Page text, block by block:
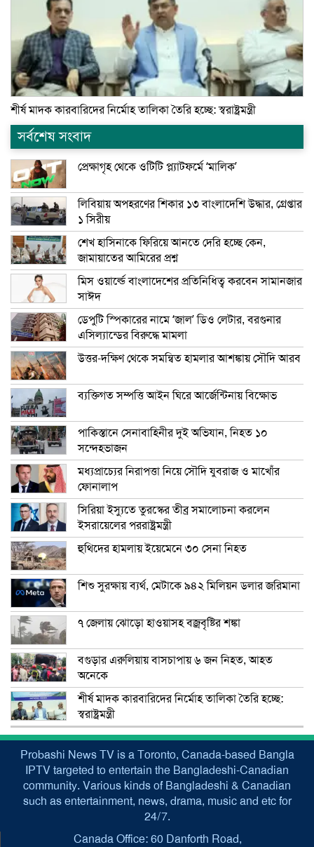
শীর্ষ মাদক কারবারিদের নির্মোহ তালিকা তৈরি হচ্ছে: স্বরাষ্ট্রমন্ত্রী
সর্বশেষ সংবাদ
প্রেক্ষাগৃহ থেকে ওটিটি প্ল্যাটফর্মে ‘মালিক’
লিবিয়ায় অপহরণের শিকার ১৩ বাংলাদেশি উদ্ধার, গ্রেপ্তার
১ সিরীয়
শেখ হাসিনাকে ফিরিয়ে আনতে দেরি হচ্ছে কেন,
জামায়াতের আমিরের প্রশ্ন
মিস ওয়ার্ল্ডে বাংলাদেশের প্রতিনিধিত্ব করবেন সামানজার
সাঈদ
ডেপুটি স্পিকারের নামে ‘জাল’ ডিও লেটার, বরগুনার
এসিল্যান্ডের বিরুদ্ধে মামলা
উত্তর-দক্ষিণ থেকে সমন্বিত হামলার আশঙ্কায় সৌদি আরব
ব্যক্তিগত সম্পত্তি আইন ঘিরে আর্জেন্টিনায় বিক্ষোভ
পাকিস্তানে সেনাবাহিনীর দুই অভিযান, নিহত ১০
সন্দেহভাজন
মধ্যপ্রাচ্যের নিরাপত্তা নিয়ে সৌদি যুবরাজ ও মাখোঁর
ফোনালাপ
সিরিয়া ইস্যুতে তুরস্কের তীব্র সমালোচনা করলেন
ইসরায়েলের পররাষ্ট্রমন্ত্রী
হুথিদের হামলায় ইয়েমেনে ৩০ সেনা নিহত
শিশু সুরক্ষায় ব্যর্থ, মেটাকে ৯৪২ মিলিয়ন ডলার জরিমানা
৭ জেলায় ঝোড়ো হাওয়াসহ বজ্রবৃষ্টির শঙ্কা
বগুড়ার এরুলিয়ায় বাসচাপায় ৬ জন নিহত, আহত
অনেকে
শীর্ষ মাদক কারবারিদের নির্মোহ তালিকা তৈরি হচ্ছে:
স্বরাষ্ট্রমন্ত্রী
Probashi News TV is a Toronto, Canada-based Bangla
IPTV targeted to entertain the Bangladeshi-Canadian
community. Various kinds of Bangladeshi & Canadian
such as entertainment, news, drama, music and etc for
24/7.
Canada Office: 60 Danforth Road,